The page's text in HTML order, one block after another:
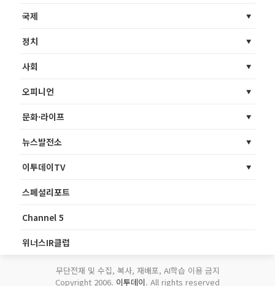
국제
정치
사회
오피니언
문화·라이프
뉴스발전소
이투데이TV
스페셜리포트
Channel 5
위너스IR클럽
무단전재 및 수집, 복사, 재배포, AI학습 이용 금지
Copyright 2006. 이투데이. All rights reserved